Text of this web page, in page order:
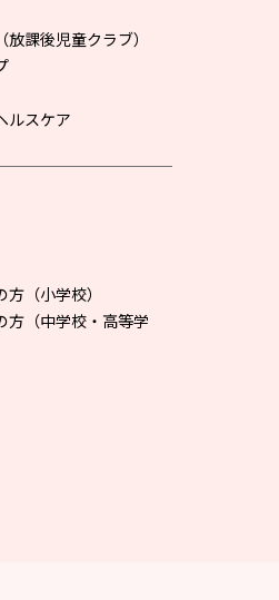
課後児童クラブ）
ルスケア
（小学校）
方（中学校・高等学